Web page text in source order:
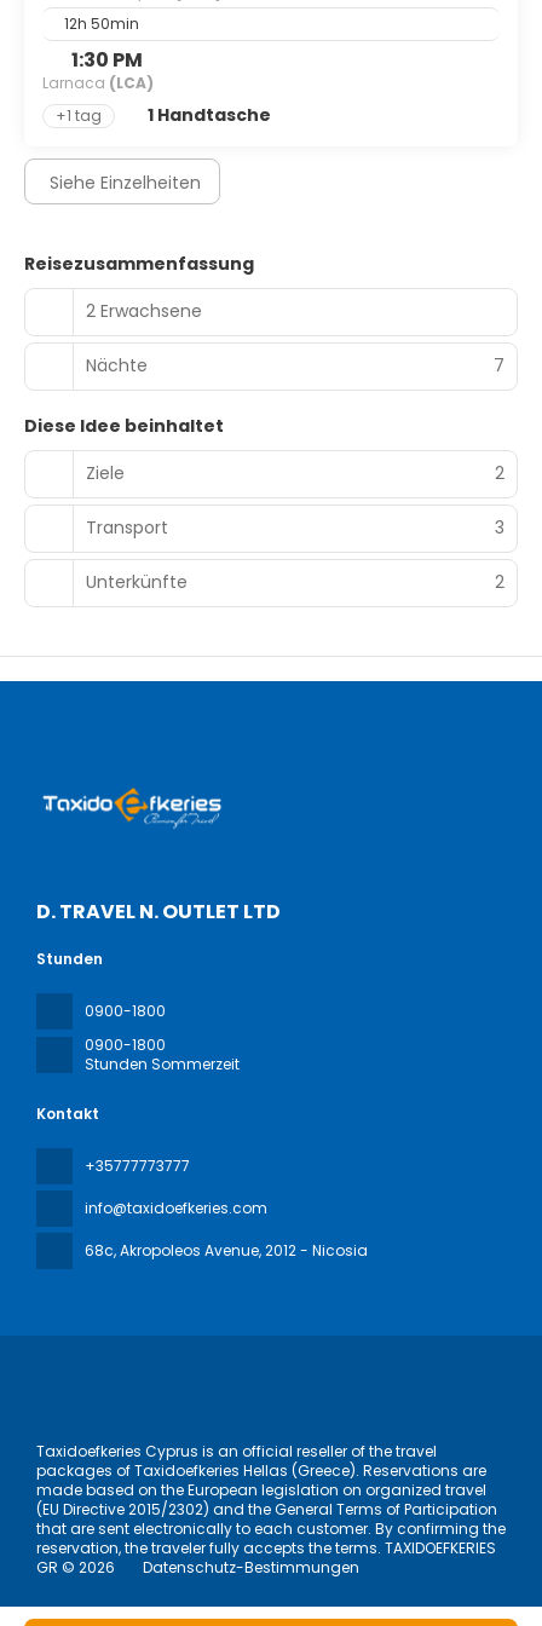
12h 50min
1:30 PM
Larnaca (LCA)
+1 tag
1 Handtasche
Siehe Einzelheiten
Reisezusammenfassung
2 Erwachsene
Nächte 7
Diese Idee beinhaltet
Ziele
2
Transport 3
Unterkünfte 2
D. TRAVEL N. OUTLET LTD
Kontakt
+35777773777
info@taxidoefkeries.com
68c, Akropoleos Avenue, 2012 - Nicosia
Stunden
0900-1800
0900-1800
Stunden Sommerzeit
Taxidoefkeries Cyprus is an official reseller of the travel
packages of Taxidoefkeries Hellas (Greece). Reservations are
made based on the European legislation on organized travel
(EU Directive 2015/2302) and the General Terms of Participation
that are sent electronically to each customer. By confirming the
reservation, the traveler fully accepts the terms. TAXIDOEFKERIES
GR © 2026
Datenschutz-Bestimmungen